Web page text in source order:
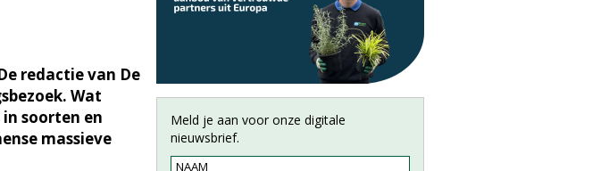
redactie van De
Wat
soorten en
massieve
Meld je aan voor onze digitale
nieuwsbrief.